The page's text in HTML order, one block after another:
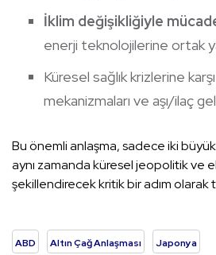
İklim değişikliğiyle
enerji teknolojilerine ortak
Küresel sağlık krizlerine
mekanizmaları ve aşı/ilaç
Bu önemli anlaşma, sadece iki
aynı zamanda küresel jeopolitik ve
şekillendirecek kritik bir adım olarak
ABD Altın Çağ Anlaşması Japonya